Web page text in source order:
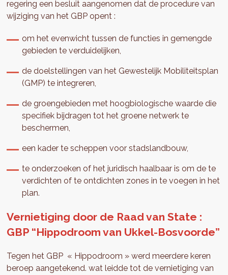
regering een besluit aangenomen dat de procedure van
wijziging van het GBP opent :
om het evenwicht tussen de functies in gemengde
gebieden te verduidelijken,
de doelstellingen van het Gewestelijk Mobiliteitsplan
(GMP) te integreren,
de groengebieden met hoogbiologische waarde die
specifiek bijdragen tot het groene netwerk te
beschermen,
een kader te scheppen voor stadslandbouw,
te onderzoeken of het juridisch haalbaar is om de te
verdichten of te ontdichten zones in te voegen in het
plan.
Vernietiging door de Raad van State :
GBP “Hippodroom van Ukkel-Bosvoorde”
Tegen het GBP « Hippodroom » werd meerdere keren
beroep aangetekend. wat leidde tot de vernietiging van